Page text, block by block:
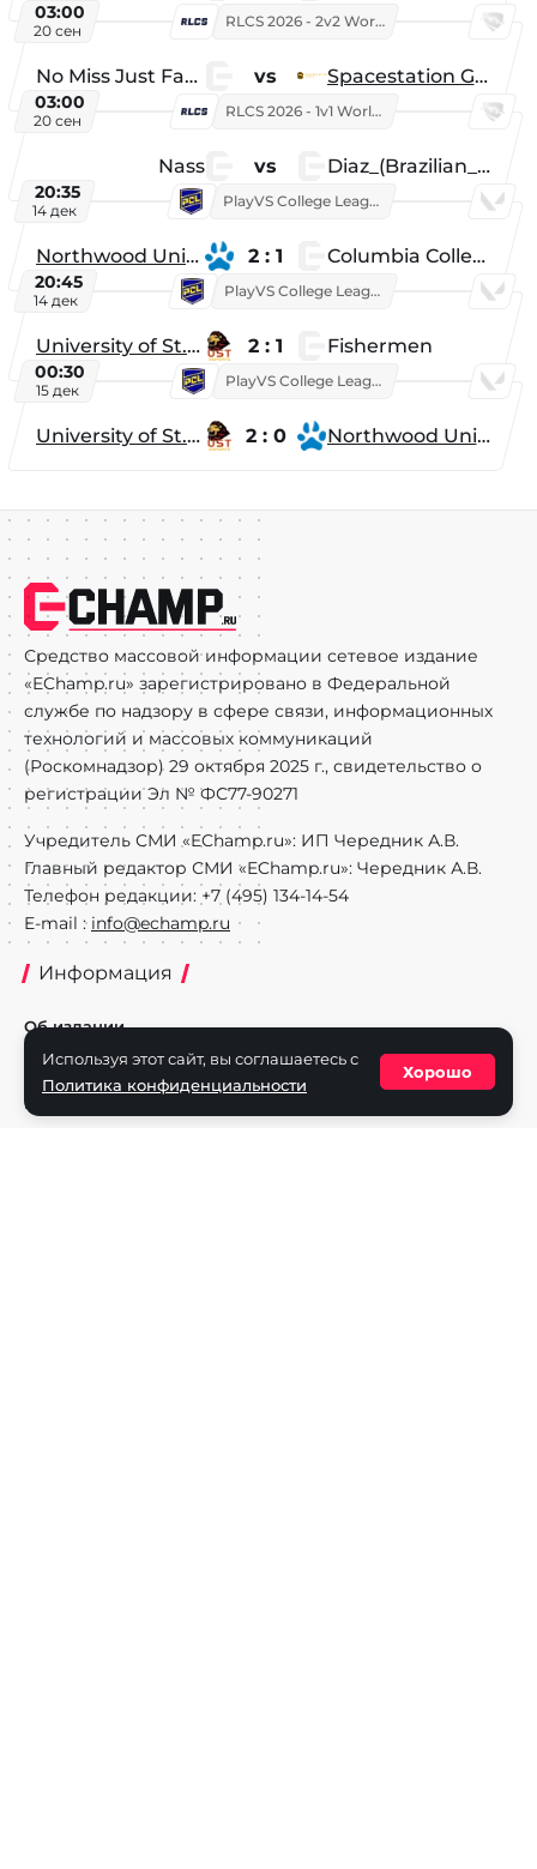
03:00
20 сен
RLCS 2026 - 2v2 World Championship
No Miss Just Fake vs Spacestation Gaming
03:00
20 сен
RLCS 2026 - 1v1 World Championship
Nass vs Diaz_(Brazilian_Player)
20:35
14 дек
PlayVS College League 2025: Fall
Northwood University 2 : 1 Columbia College
20:45
14 дек
PlayVS College League 2025: Fall
University of St. Thomas 2 : 1 Fishermen
00:30
15 дек
PlayVS College League 2025: Fall
University of St. Thomas 2 : 0 Northwood University
Средство массовой информации сетевое издание
«EChamp.ru» зарегистрировано в Федеральной
службе по надзору в сфере связи, информационных
технологий и массовых коммуникаций
(Роскомнадзор) 29 октября 2025 г., свидетельство о
регистрации Эл № ФС77-90271
Учредитель СМИ «EChamp.ru»: ИП Чередник А.В.
Главный редактор СМИ «EChamp.ru»: Чередник А.В.
Телефон редакции: +7 (495) 134-14-54
E-mail : info@echamp.ru
Информация
Об издании
Реклама на портале
Политика конфиденциальности
Используя этот сайт, вы соглашаетесь с
Политика конфиденциальности
Хорошо